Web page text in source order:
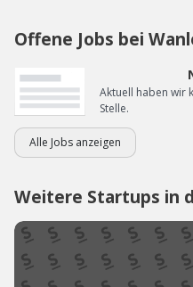
Offene Jobs bei
Aktuell haben wir
Stelle.
Alle Jobs anzeigen
Weitere Startups in